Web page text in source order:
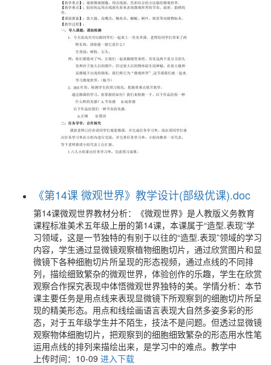
《第14课 微观世界》教学设计(部级优课).doc
第14课微观世界教材分析：《微观世界》是人教版义务教育
课程标准美术五年级上册的第14课，本课属于“造型.表现”学
习领域，这是一节独特的有别于以往的“造型.表现”领域的学习
内容，学生通过显微镜观察植物细胞切片，通过欣赏图片和显
微镜下各种细胞切片所呈现的形态视频，通过点线的不同排
列，描绘细致繁杂的微观世界，体验创作的乐趣，学生在欣赏
观察合作探究表现中体悟微观世界独特的美。学情分析：本节
课主要任务是用点线来表现显微镜下所观察到的细胞切片所呈
现的精美形态。用点和线绘画语言表现大自然多姿多彩的形
态，对于五年级学生并不陌生，技法不是问题。但透过显微镜
观察物体细胞切片，把观察到的细胞细致繁杂的形态用水性笔
运用点线的排列来描绘出来，是学习中的难点。教学中
上传时间：10-09 进入下载